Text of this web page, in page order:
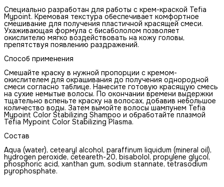
Специально разработан для работы с крем-краской Tefia
Mypoint. Кремовая текстура обеспечивает комфортное
смешивание для получения пластичной красящей смеси.
Ухаживающая формула с бисабололом позволяет
окислителю мягко воздействовать на кожу головы,
препятствуя появлению раздражений.
Способ применения
Смешайте краску в нужной пропорции с кремом-
окислителем для окрашивания до получения однородной
смеси согласно таблице. Нанесите готовую красящую смесь
на сухие немытые волосы. По окончании времени выдержки
тщательно вспеньте краску на волосах, добавив небольшое
количество воды. Затем вымойте волосы шампунем Теfia
Mypoint Color Stabilizing Shampoo и обработайте плазмой
Tefia Мурoint Color Stabilizing Plasma.
Состав
Aqua (water), cetearyl alcohol, paraffinum liquidum (mineral oil),
hydrogen peroxide, ceteareth-20, bisabolol, propylene glycol,
phosphoric acid, xanthan gum, sodium stannate, tetrasodium
pyrophosphate.